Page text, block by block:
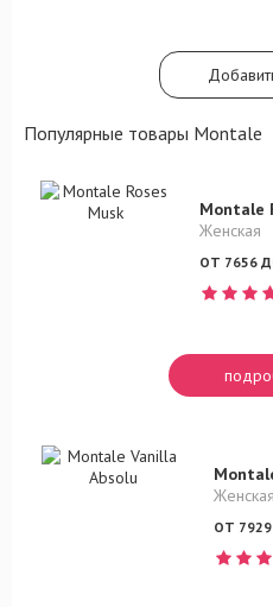
Популярные товары Montale
Montale
Женская
ОТ 7656
Женская
ОТ